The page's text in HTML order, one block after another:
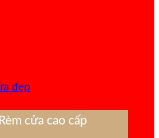
Rèm cửa cao cấp